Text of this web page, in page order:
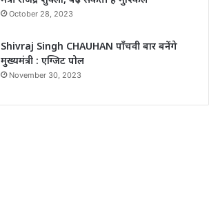
October 28, 2023
Shivraj Singh CHAUHAN पाँचवी बार बनेंगे
मुख्यमंत्री : एग्जिट पोल
November 30, 2023